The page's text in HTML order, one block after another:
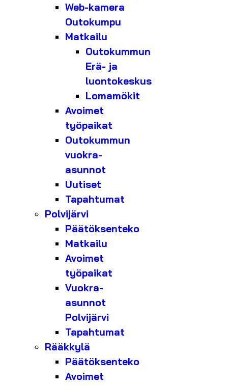
Web-kamera
Outokumpu
Matkailu
Outokummun
Erä- ja
luontokeskus
Lomamökit
Avoimet
työpaikat
Outokummun
vuokra-
asunnot
Uutiset
Tapahtumat
Polvijärvi
Päätöksenteko
Matkailu
Avoimet
työpaikat
Vuokra-
asunnot
Polvijärvi
Tapahtumat
Rääkkylä
Päätöksenteko
Avoimet